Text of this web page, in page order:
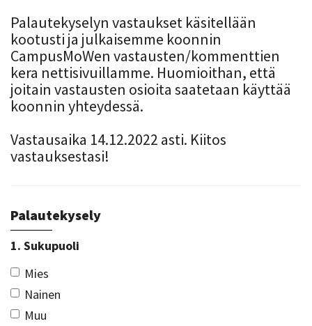
Palautekyselyn vastaukset käsitellään
kootusti ja julkaisemme koonnin
CampusMoWen vastausten/kommenttien
kera nettisivuillamme. Huomioithan, että
joitain vastausten osioita saatetaan käyttää
koonnin yhteydessä.
Vastausaika 14.12.2022 asti. Kiitos
vastauksestasi!
Palautekysely
1. Sukupuoli
Mies
Nainen
Muu